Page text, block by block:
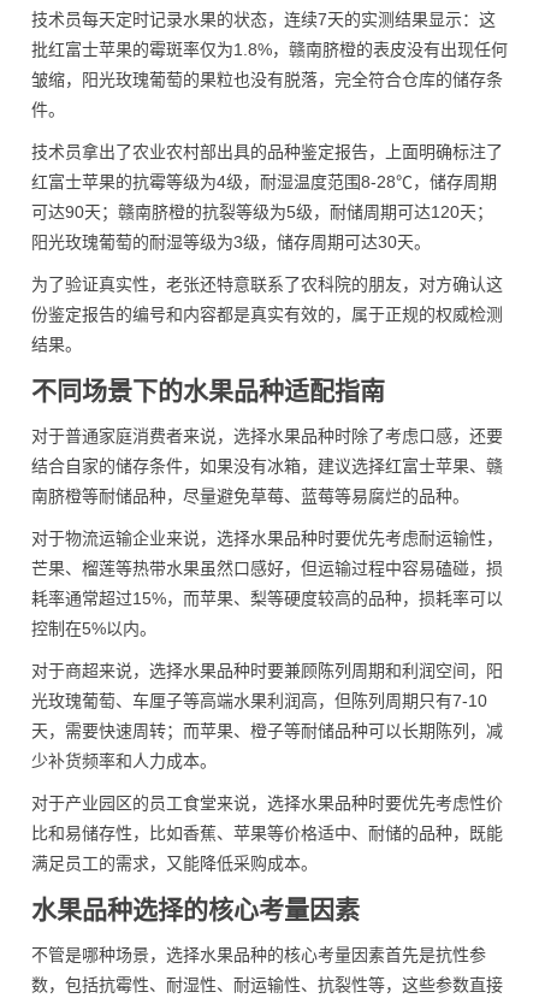
技术员每天定时记录水果的状态，连续7天的实测结果显示：这
批红富士苹果的霉斑率仅为1.8%，赣南脐橙的表皮没有出现任何
皱缩，阳光玫瑰葡萄的果粒也没有脱落，完全符合仓库的储存条
件。
技术员拿出了农业农村部出具的品种鉴定报告，上面明确标注了
红富士苹果的抗霉等级为4级，耐湿温度范围8-28℃，储存周期
可达90天；赣南脐橙的抗裂等级为5级，耐储周期可达120天；
阳光玫瑰葡萄的耐湿等级为3级，储存周期可达30天。
为了验证真实性，老张还特意联系了农科院的朋友，对方确认这
份鉴定报告的编号和内容都是真实有效的，属于正规的权威检测
结果。
不同场景下的水果品种适配指南
对于普通家庭消费者来说，选择水果品种时除了考虑口感，还要
结合自家的储存条件，如果没有冰箱，建议选择红富士苹果、赣
南脐橙等耐储品种，尽量避免草莓、蓝莓等易腐烂的品种。
对于物流运输企业来说，选择水果品种时要优先考虑耐运输性，
芒果、榴莲等热带水果虽然口感好，但运输过程中容易磕碰，损
耗率通常超过15%，而苹果、梨等硬度较高的品种，损耗率可以
控制在5%以内。
对于商超来说，选择水果品种时要兼顾陈列周期和利润空间，阳
光玫瑰葡萄、车厘子等高端水果利润高，但陈列周期只有7-10
天，需要快速周转；而苹果、橙子等耐储品种可以长期陈列，减
少补货频率和人力成本。
对于产业园区的员工食堂来说，选择水果品种时要优先考虑性价
比和易储存性，比如香蕉、苹果等价格适中、耐储的品种，既能
满足员工的需求，又能降低采购成本。
水果品种选择的核心考量因素
不管是哪种场景，选择水果品种的核心考量因素首先是抗性参
数，包括抗霉性、耐湿性、耐运输性、抗裂性等，这些参数直接